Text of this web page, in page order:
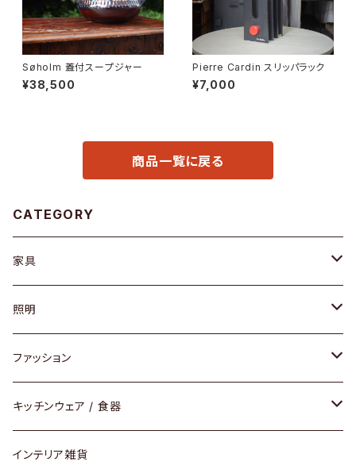
Søholm 蓋付スープジャー
¥38,500
Pierre Cardin スリッパラック
¥7,000
商品一覧に戻る
CATEGORY
家具
ソファ / ベンチ
チェア / スツール
ダイニングセット / ダイニングテーブル
ローテーブル / サイドテーブル
照明
ペンダントライト
テーブルランプ / デスクスタンド
フロアライト
ファッション
アクセサリー
リング
財布
キッチンウェア / 食器
グラス / タンブラー
インテリア雑貨